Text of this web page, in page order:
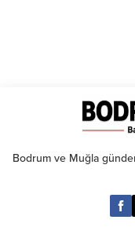
Bodrum ve Muğla